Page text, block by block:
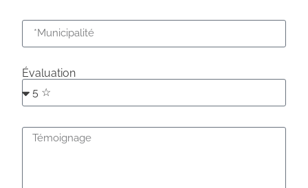
Évaluation